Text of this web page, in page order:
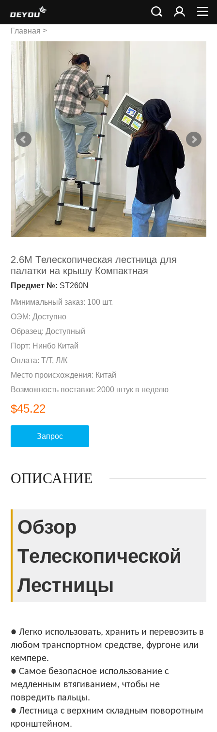
Главная >
Телескопическая лестница
>
Одиночная
телескопическая лестница
2.6M Tелескопическая лестница для
палатки на крышу Компактная
Предмет №: ST260N
Минимальный заказ: 100 шт.
ОЭМ: Доступно
Образец: Доступный
Порт: Нинбо Китай
Оплата: Т/Т, Л/К
Место происхождения: Китай
Возможность поставки: 2000 штук в неделю
$45.22
Запрос
ОПИСАНИЕ
Обзор
Tелескопической
Лестницы
● Легко использовать, хранить и перевозить в
любом транспортном средстве, фургоне или
кемпере.
● Самое безопасное использование с
медленным втягиванием, чтобы не
повредить пальцы.
● Лестница с верхним складным поворотным
кронштейном.